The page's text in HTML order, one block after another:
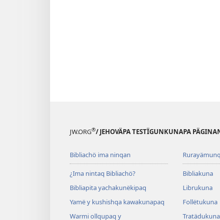
JW.ORG®/ JEHOVÄPA TESTÏGUNKUNAPA
Bibliachö ima ninqan
¿Ima nintaq Bibliachö?
Bibliapita yachakunëkipaq
Yamë y kushishqa kawakunapaq
Warmi ollqupaq y
Bibliakuna
Librukuna
Follëtukuna